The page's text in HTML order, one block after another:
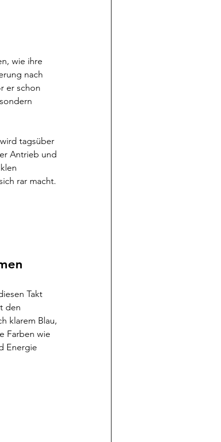
wie ihre
nach
er schon
tagsüber
Antrieb und
rar macht.​
Takt
den
klarem Blau,
Farben wie
Energie